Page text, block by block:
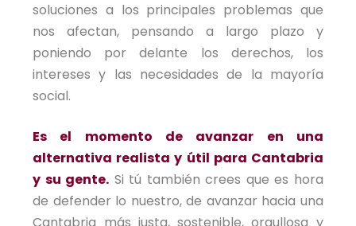
soluciones a los principales problemas que
nos afectan, pensando a largo plazo y
poniendo por delante los derechos, los
intereses y las necesidades de la mayoría
social.
Es el momento de avanzar en una
alternativa realista y útil para Cantabria
y su gente. Si tú también crees que es hora
de defender lo nuestro, de avanzar hacia una